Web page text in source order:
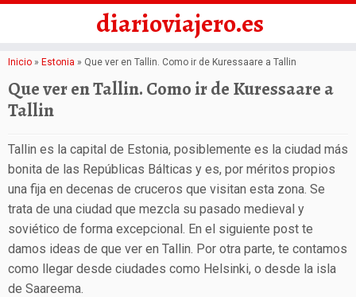
Saltar
contenido
diarioviajero.es
Inicio » Estonia » Que ver en Tallin. Como ir de Kuressaare a Tallin
Que ver en Tallin. Como ir de Kuressaare a
Tallin
Tallin es la capital de Estonia, posiblemente es la ciudad más
bonita de las Repúblicas Bálticas y es, por méritos propios
una fija en decenas de cruceros que visitan esta zona. Se
trata de una ciudad que mezcla su pasado medieval y
soviético de forma excepcional. En el siguiente post te
damos ideas de que ver en Tallin. Por otra parte, te contamos
como llegar desde ciudades como Helsinki, o desde la isla
de Saareema.